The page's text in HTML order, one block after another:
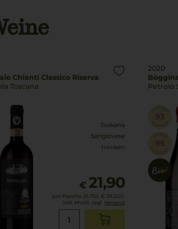
Chianti Classico Riserva
Toscana
Toskana
Sangiovese
trocken
€ 21,90
pro Flasche (0.75l), € 29,20/L
inkl. MwSt. zzgl. Versand
2020
Petrolo